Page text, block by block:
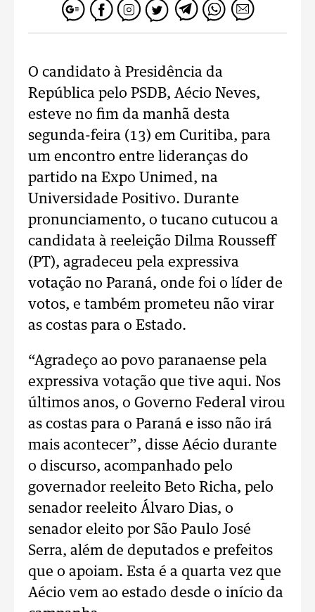
O candidato à Presidência da
República pelo PSDB, Aécio Neves,
esteve no fim da manhã desta
segunda-feira (13) em Curitiba, para
um encontro entre lideranças do
partido na Expo Unimed, na
Universidade Positivo. Durante
pronunciamento, o tucano cutucou a
candidata à reeleição Dilma Rousseff
(PT), agradeceu pela expressiva
votação no Paraná, onde foi o líder de
votos, e também prometeu não virar
as costas para o Estado.
“Agradeço ao povo paranaense pela
expressiva votação que tive aqui. Nos
últimos anos, o Governo Federal virou
as costas para o Paraná e isso não irá
mais acontecer”, disse Aécio durante
o discurso, acompanhado pelo
governador reeleito Beto Richa, pelo
senador reeleito Álvaro Dias, o
senador eleito por São Paulo José
Serra, além de deputados e prefeitos
que o apoiam. Esta é a quarta vez que
Aécio vem ao estado desde o início da